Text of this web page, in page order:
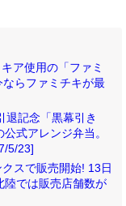
ア使用の「ファミ
らファミチキが最
退記念「黒幕引き
式アレンジ弁当。
5/23]
スで販売開始! 13日
陸では販売店舗数が